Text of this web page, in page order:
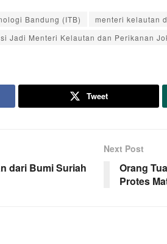
Bandung (ITB)
menteri kelautan
Jadi Menteri Kelautan dan Perikanan
Tweet
dari Bumi Suriah
Next Post
Orang
Protes